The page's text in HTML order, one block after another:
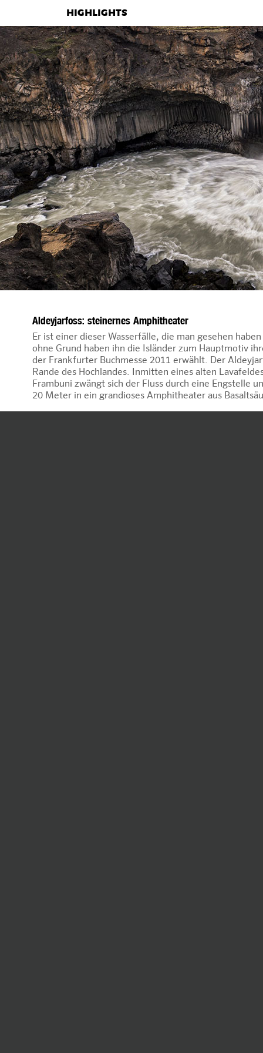
HIGHLIGHTS
Aldeyjarfoss: steinernes Amphitheater
Er ist einer dieser Wasserfälle, die man gesehen
ohne Grund haben ihn die Isländer zum Hauptmotiv
der Frankfurter Buchmesse 2011 erwählt. Der
Rande des Hochlandes. Inmitten eines alten
Frambuni zwängt sich der Fluss durch eine Engstelle
20 Meter in ein grandioses Amphitheater aus